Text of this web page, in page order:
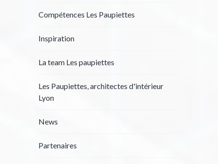
Compétences Les Paupiettes
Inspiration
La team Les paupiettes
Les Paupiettes, architectes d'intérieur
Lyon
News
Partenaires